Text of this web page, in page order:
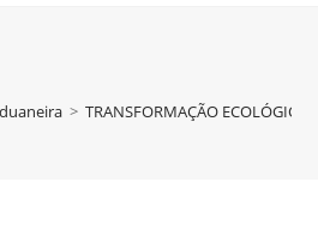
> TRANSFORMAÇÃO